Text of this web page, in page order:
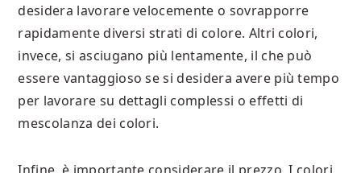
desidera lavorare velocemente o sovrapporre
rapidamente diversi strati di colore. Altri colori,
invece, si asciugano più lentamente, il che può
essere vantaggioso se si desidera avere più tempo
per lavorare su dettagli complessi o effetti di
mescolanza dei colori.